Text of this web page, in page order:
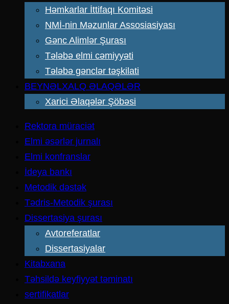
Həmkarlar İttifaqı Komitəsi
NMİ-nin Məzunlar Assosiasiyası
Gənc Alimlər Şurası
Tələbə elmi cəmiyyəti
Tələbə gənclər təşkilati
BEYNƏLXALQ ƏLAQƏLƏR
Xarici Əlaqələr Şöbəsi
Rektora müraciət
Elmi əsərlər jurnalı
Elmi konfranslar
İdeya bankı
Metodik dəstək
Tədris-Metodik şurası
Dissertasiya şurası
Avtoreferatlar
Dissertasiyalar
Kitabxana
Təhsildə keyfiyyət təminatı
sertifikatlar